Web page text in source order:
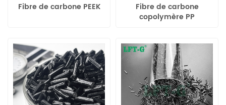
Fibre de carbone PEEK
Fibre de carbone
copolymère PP